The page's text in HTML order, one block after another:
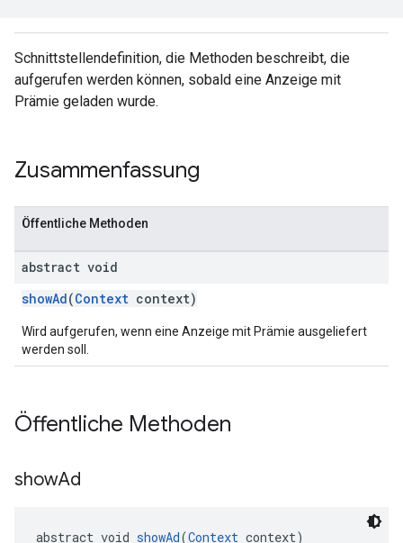
Schnittstellendefinition, die Methoden beschreibt, die
aufgerufen werden können, sobald eine Anzeige mit
Prämie geladen wurde.
Zusammenfassung
Öffentliche Methoden
abstract void
showAd(Context context)
Wird aufgerufen, wenn eine Anzeige mit Prämie ausgeliefert
werden soll.
Öffentliche Methoden
showAd
abstract void showAd(Context context)